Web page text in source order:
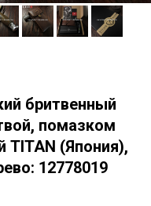
бритвенный
помазком
TITAN (Япония),
12778019